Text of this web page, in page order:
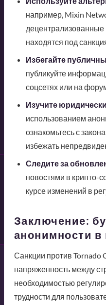
например, Mixin
находятся под
Избегайте
публикуйте
соцсетях или на
Изучите
использованием
ознакомьтесь с
избежать
Следите за
новостями в крипто-
курсе изменений в
Заключение:
анонимности в
Санкции против Tornado
напряженность между
необходимостью
трудности для